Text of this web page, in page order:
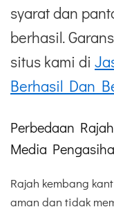
syarat dan
berhasil.
situs kami di
Berhasil Dan
Perbedaan
Media
Rajah kembang
aman dan tidak